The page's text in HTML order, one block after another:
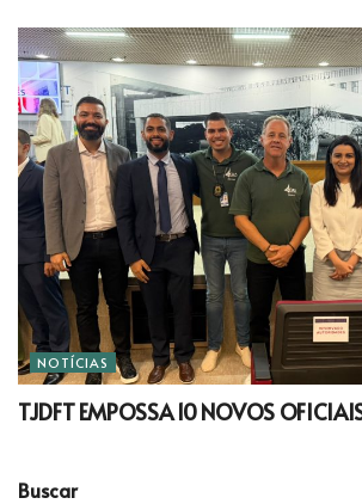
NOTÍCIAS
TJDFT EMPOSSA 10 NOVOS
Buscar